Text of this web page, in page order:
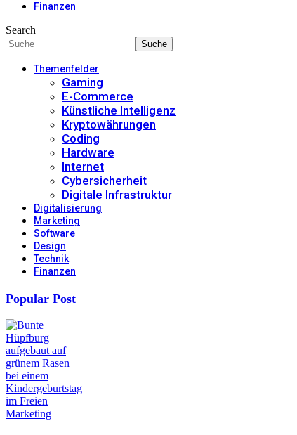
Finanzen
Search
Themenfelder
Gaming
E-Commerce
Künstliche Intelligenz
Kryptowährungen
Coding
Hardware
Internet
Cybersicherheit
Digitale Infrastruktur
Digitalisierung
Marketing
Software
Design
Technik
Finanzen
Popular Post
Marketing